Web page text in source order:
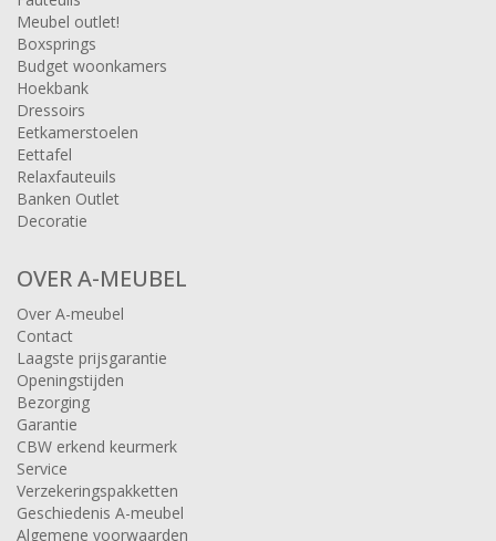
Meubel outlet!
Boxsprings
Budget woonkamers
Hoekbank
Dressoirs
Eetkamerstoelen
Eettafel
Relaxfauteuils
Banken Outlet
Decoratie
OVER A-MEUBEL
Over A-meubel
Contact
Laagste prijsgarantie
Openingstijden
Bezorging
Garantie
CBW erkend keurmerk
Service
Verzekeringspakketten
Geschiedenis A-meubel
Algemene voorwaarden